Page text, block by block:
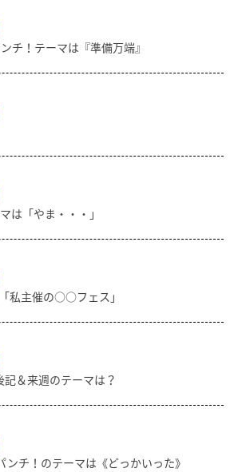
チ！テーマは『準備万端』
は「やま・・・」
私主催の○○フェス」
＆来週のテーマは？
ンチ！のテーマは《どっかいった》